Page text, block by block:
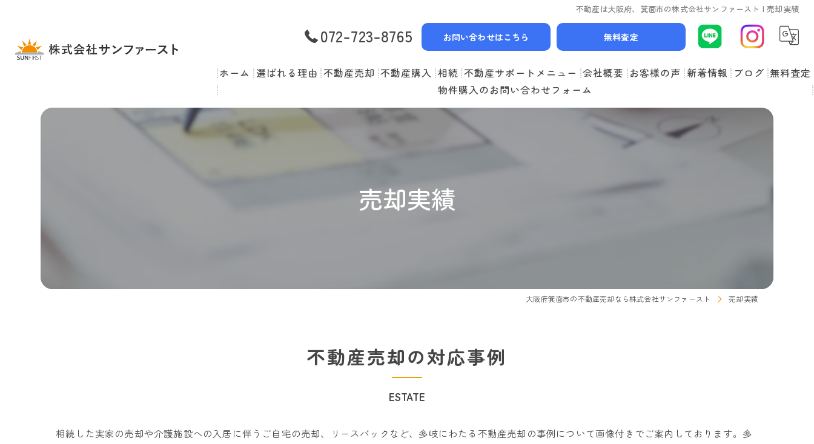
不動産は大阪府、箕面市の株式会社サンファースト | 売却実績
072-723-8765 お問い合わせはこちら 無料査定
ホーム 選ばれる理由 不動産売却
選べる3つの売却スタイル
売却の流れ
売却実績
不動産購入
物件一覧
住み替えサポート
相続 不動産サポートメニュー
リースバック
空家管理
会社概要
スタッフ紹介
お客様の声
よくある質問
新着情報 ブログ 無料査定
物件購入のお問い合わせフォーム
売却実績
大阪府箕面市の不動産売却なら株式会社サンファースト 売却実績
不動産売却の対応事例
ESTATE
相続した実家の売却や介護施設への入居に伴うご自宅の売却、リースバックなど、多岐にわたる不動産売却の事例について画像付きでご案内しております。多